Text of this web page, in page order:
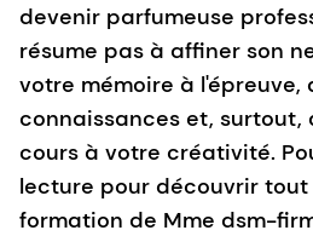
devenir parfumeuse
résume pas à affiner son
votre mémoire à l'épreuve,
connaissances et, surtout,
cours à votre créativité.
lecture pour découvrir
formation de Mme dsm-